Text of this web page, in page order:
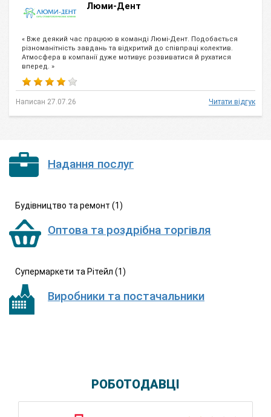
Люми-Дент
« Вже деякий час працюю в команді Люмі-Дент. Подобається
різноманітність завдань та відкритий до співпраці колектив.
Атмосфера в компанії дуже мотивує розвиватися й рухатися
вперед. »
Написан 27.07.26 Читати відгук
Надання послуг
Будівництво та ремонт (1)
Оптова та роздрібна торгівля
Супермаркети та Рітейл (1)
Виробники та постачальники
РОБОТОДАВЦІ